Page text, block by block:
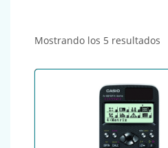
Mostrando los 5 resultados